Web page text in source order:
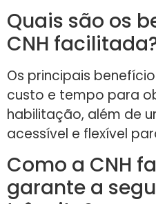
Quais são os
CNH
Os principais
custo e tempo para
habilitação, além de
acessível e flexível
Como a CNH
garante a